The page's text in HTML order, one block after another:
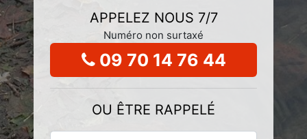
APPELEZ NOUS 7/7
Numéro non surtaxé
09 70 14 76 44
OU ÊTRE RAPPELÉ